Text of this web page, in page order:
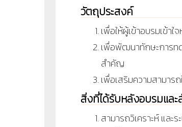
วัตถุประสงค์
เพื่อให้ผู้เข้าอบรมเข้
เพื่อพัฒนาทักษะการทด
สำคัญ
เพื่อเสริมความสามา
สิ่งที่ได้รับหลังอบรมแล
สามารถวิเคราะห์ แล